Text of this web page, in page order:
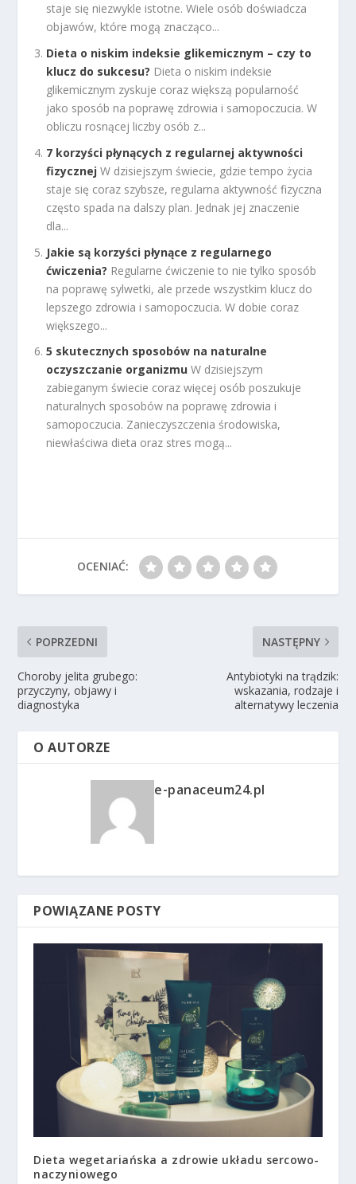
staje się niezwykle istotne. Wiele osób doświadcza
objawów, które mogą znacząco...
Dieta o niskim indeksie glikemicznym – czy to
klucz do sukcesu? Dieta o niskim indeksie
glikemicznym zyskuje coraz większą popularność
jako sposób na poprawę zdrowia i samopoczucia. W
obliczu rosnącej liczby osób z...
7 korzyści płynących z regularnej aktywności
fizycznej W dzisiejszym świecie, gdzie tempo życia
staje się coraz szybsze, regularna aktywność fizyczna
często spada na dalszy plan. Jednak jej znaczenie
dla...
Jakie są korzyści płynące z regularnego
ćwiczenia? Regularne ćwiczenie to nie tylko sposób
na poprawę sylwetki, ale przede wszystkim klucz do
lepszego zdrowia i samopoczucia. W dobie coraz
większego...
5 skutecznych sposobów na naturalne
oczyszczanie organizmu W dzisiejszym
zabieganym świecie coraz więcej osób poszukuje
naturalnych sposobów na poprawę zdrowia i
samopoczucia. Zanieczyszczenia środowiska,
niewłaściwa dieta oraz stres mogą...
OCENIAĆ:
POPRZEDNI
Choroby jelita grubego:
przyczyny, objawy i
diagnostyka
NASTĘPNY
Antybiotyki na trądzik:
wskazania, rodzaje i
alternatywy leczenia
O AUTORZE
e-panaceum24.pl
POWIĄZANE POSTY
Dieta wegetariańska a zdrowie układu sercowo-
naczyniowego